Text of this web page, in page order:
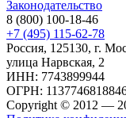
Законодательство
8 (800) 100-18-46
+7 (495) 115-62-78
Россия, 125130, г.
улица Нарвская, 2
ИНН: 7743899944
ОГРН:
Copyright © 2012 —